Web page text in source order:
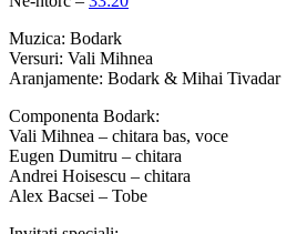
Muzica: Bodark
Versuri: Vali Mihnea
Aranjamente: Bodark & Mihai Tivadar
Componenta Bodark:
Vali Mihnea – chitara bas, voce
Eugen Dumitru – chitara
Andrei Hoisescu – chitara
Alex Bacsei – Tobe